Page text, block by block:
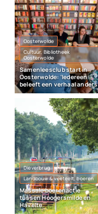
Oosterwolde
Cultuur, Bibliotheek
Oosterwolde
Samenleesclub start in
Oosterwolde: ‘Iedereen
beleeft een verhaal
Dieverbrug
Landbouw & veeteelt, boeren
Massale boerenactie
tussen Hoogersmilde en
Havelte